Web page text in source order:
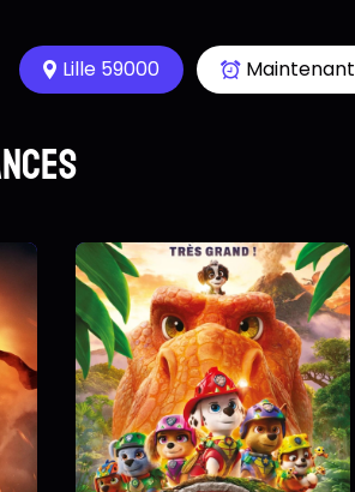
Lille 59000 Maintenant